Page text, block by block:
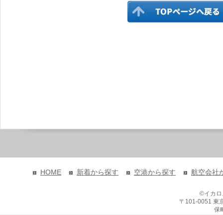
HOME 新着から探す 空港から探す 航空会社
©イカ
〒101-0051 東
保